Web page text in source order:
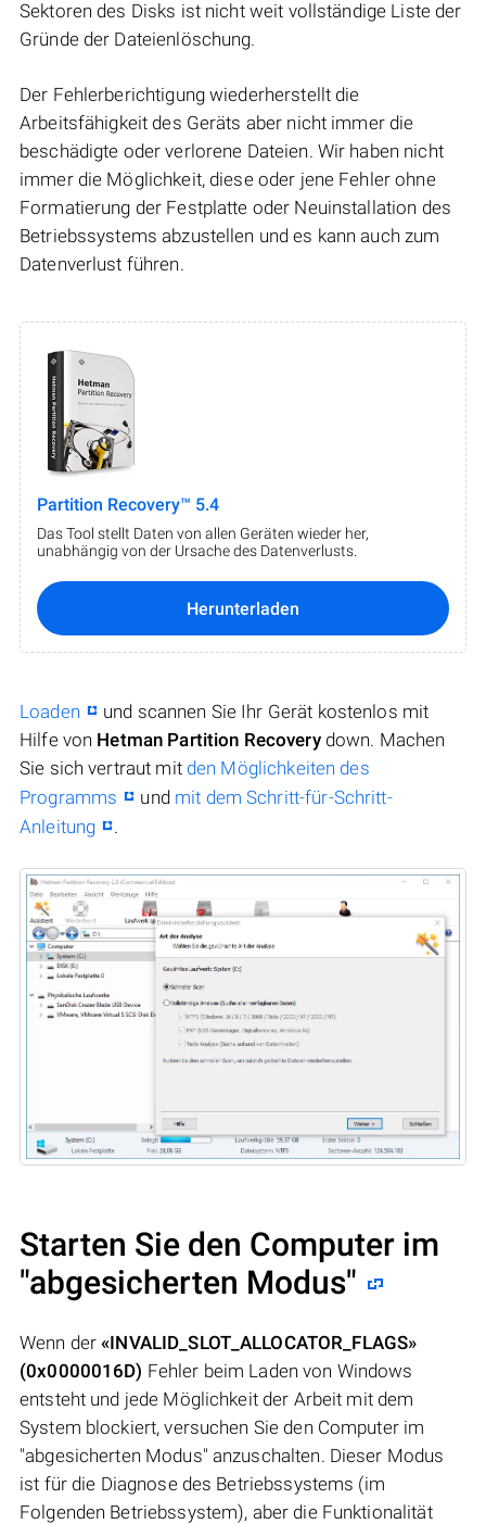
Sektoren des Disks ist nicht weit vollständige Liste der
Gründe der Dateienlöschung.
Der Fehlerberichtigung wiederherstellt die
Arbeitsfähigkeit des Geräts aber nicht immer die
beschädigte oder verlorene Dateien. Wir haben nicht
immer die Möglichkeit, diese oder jene Fehler ohne
Formatierung der Festplatte oder Neuinstallation des
Betriebssystems abzustellen und es kann auch zum
Datenverlust führen.
Partition Recovery™ 5.4
Das Tool stellt Daten von allen Geräten wieder her,
unabhängig von der Ursache des Datenverlusts.
Herunterladen
Loaden
und scannen Sie Ihr Gerät kostenlos mit
Hilfe von Hetman Partition Recoverydown. Machen
Sie sich vertraut mit den Möglichkeiten des
Programms
und mit dem Schritt-für-Schritt-
Anleitung
.
Starten Sie den Computer im
"abgesicherten Modus"
Wenn der«INVALID_SLOT_ALLOCATOR_FLAGS»
(0x0000016D) Fehler beim Laden von Windows
entsteht und jede Möglichkeit der Arbeit mit dem
System blockiert, versuchen Sie den Computer im
"abgesicherten Modus" anzuschalten. Dieser Modus
ist für die Diagnose des Betriebssystems (im
Folgenden Betriebssystem), aber die Funktionalität